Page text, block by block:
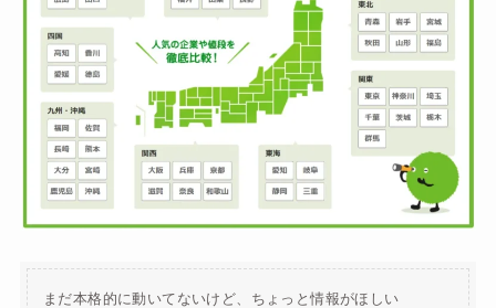
まだ本格的に動いてないけど、ちょっと情報がほしい